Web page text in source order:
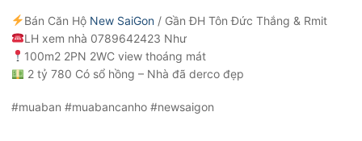
Bán Căn Hộ New SaiGon/ Gần ĐH Tôn Đức Thắng & Rmit
LH xem nhà 0789642423 Như
100m2 2PN 2WC view thoáng mát
2 tỷ 780 Có sổ hồng – Nhà đã derco đẹp
#muaban #muabancanho #newsaigon